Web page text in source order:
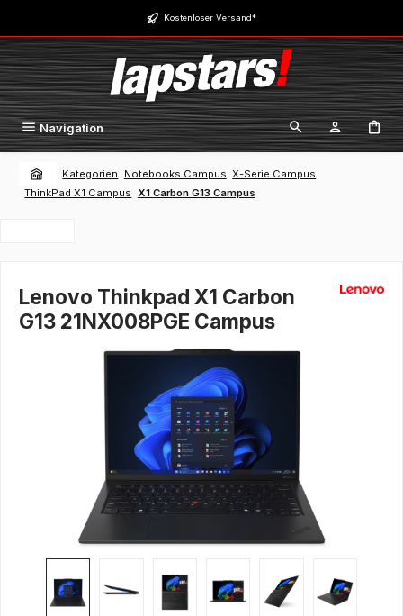
Zum Hauptinhalt springen Kostenloser Versand*
Navigation
Kategorien Notebooks Campus X-Serie Campus
ThinkPad X1 Campus
X1 Carbon G13 Campus
Lenovo Thinkpad X1 Carbon
G13 21NX008PGE Campus
Bildergalerie überspringen